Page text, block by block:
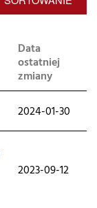
Data
ostatniej
zmiany
2024-01-30
2023-09-12